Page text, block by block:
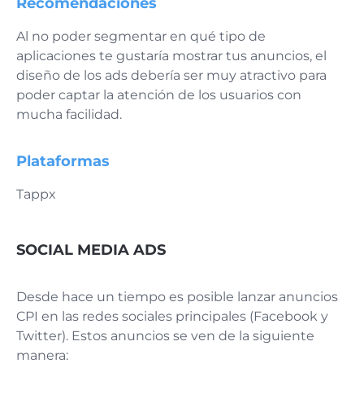
Al no poder segmentar en qué tipo de
aplicaciones te gustaría mostrar tus anuncios, el
diseño de los ads debería ser muy atractivo para
poder captar la atención de los usuarios con
mucha facilidad.
Plataformas
Tappx
SOCIAL MEDIA ADS
Desde hace un tiempo es posible lanzar anuncios
CPI en las redes sociales principales (Facebook y
Twitter). Estos anuncios se ven de la siguiente
manera: